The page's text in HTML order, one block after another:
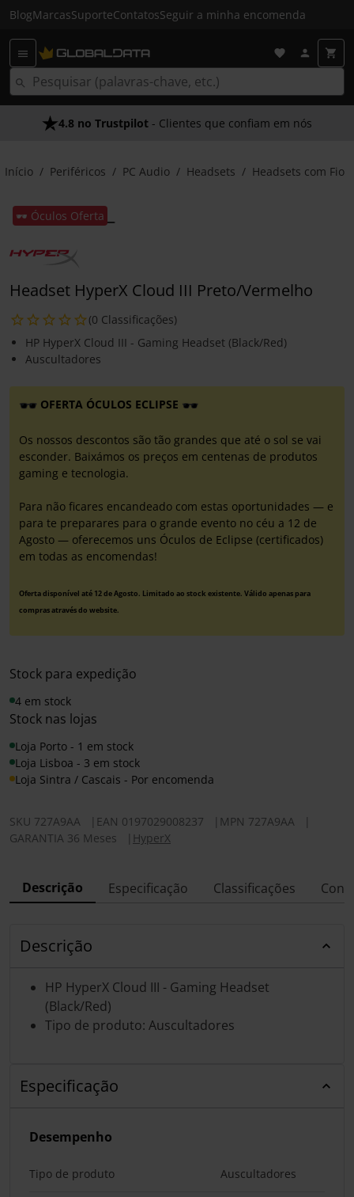
BlogMarcasSuporteContatosSeguir a minha encomenda
4.8 no Trustpilot - Clientes que confiam em nós
Início Periféricos PC Audio Headsets Headsets com Fio
🕶️ Óculos Oferta
Headset HyperX Cloud III Preto/Vermelho
(0 Classificações)
HP HyperX Cloud III - Gaming Headset (Black/Red)
Auscultadores
OFERTA ÓCULOS ECLIPSE
Os nossos descontos são tão grandes que até o sol se vai
esconder. Baixámos os preços em centenas de produtos
gaming e tecnologia.
Para não ficares encandeado com estas oportunidades — e
para te preparares para o grande evento no céu a 12 de
Agosto — oferecemos uns Óculos de Eclipse (certificados)
em todas as encomendas!
Oferta disponível até 12 de Agosto. Limitado ao stock existente. Válido apenas para
compras através do website.
Stock para expedição
4 em stock
Stock nas lojas
Loja Porto - 1 em stock
Loja Lisboa - 3 em stock
Loja Sintra / Cascais - Por encomenda
SKU 727A9AA EAN 0197029008237 MPN 727A9AA
GARANTIA 36 Meses
HyperX
Descrição Especificação Classificações
Descrição
HP HyperX Cloud III - Gaming Headset
(Black/Red)
Tipo de produto: Auscultadores
Especificação
Desempenho
Tipo de produto Auscultadores